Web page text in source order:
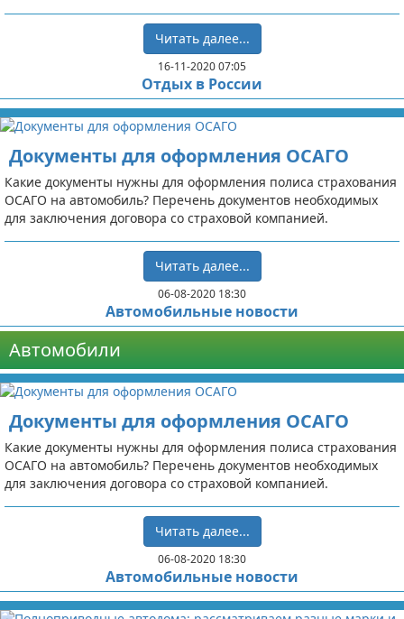
Читать далее...
16-11-2020 07:05
Отдых в России
Документы для оформления ОСАГО
Какие документы нужны для оформления полиса страхования
ОСАГО на автомобиль? Перечень документов необходимых
для заключения договора со страховой компанией.
Читать далее...
06-08-2020 18:30
Автомобильные новости
Автомобили
Документы для оформления ОСАГО
Какие документы нужны для оформления полиса страхования
ОСАГО на автомобиль? Перечень документов необходимых
для заключения договора со страховой компанией.
Читать далее...
06-08-2020 18:30
Автомобильные новости